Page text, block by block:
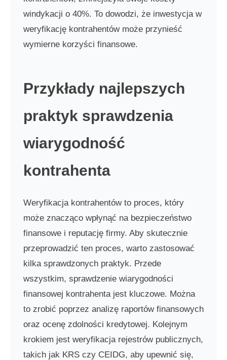
windykacji o 40%. To dowodzi, że inwestycja w
weryfikację kontrahentów może przynieść
wymierne korzyści finansowe.
Przykłady najlepszych
praktyk sprawdzenia
wiarygodność
kontrahenta
Weryfikacja kontrahentów to proces, który
może znacząco wpłynąć na bezpieczeństwo
finansowe i reputację firmy. Aby skutecznie
przeprowadzić ten proces, warto zastosować
kilka sprawdzonych praktyk. Przede
wszystkim, sprawdzenie wiarygodności
finansowej kontrahenta jest kluczowe. Można
to zrobić poprzez analizę raportów finansowych
oraz ocenę zdolności kredytowej. Kolejnym
krokiem jest weryfikacja rejestrów publicznych,
takich jak KRS czy CEIDG, aby upewnić się,